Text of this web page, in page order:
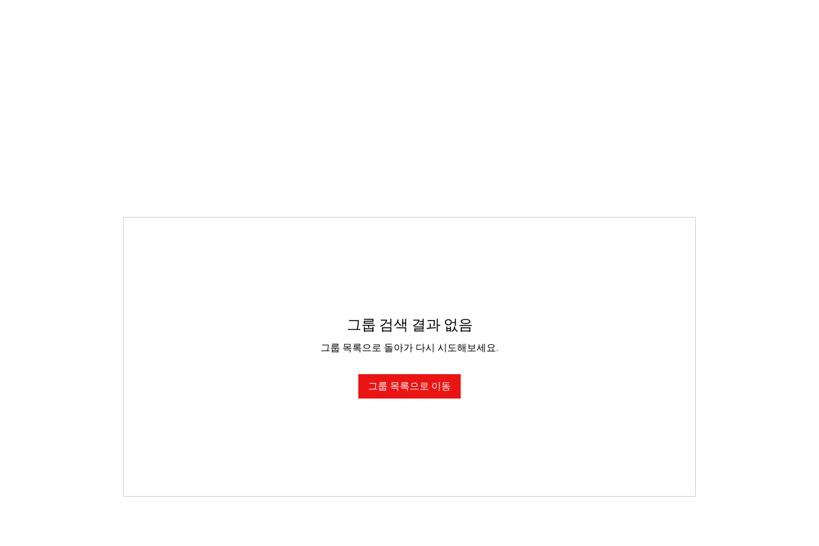
그룹 검색 결과 없음
그룹 목록으로 돌아가 다시 시도해보세요.
그룹 목록으로 이동